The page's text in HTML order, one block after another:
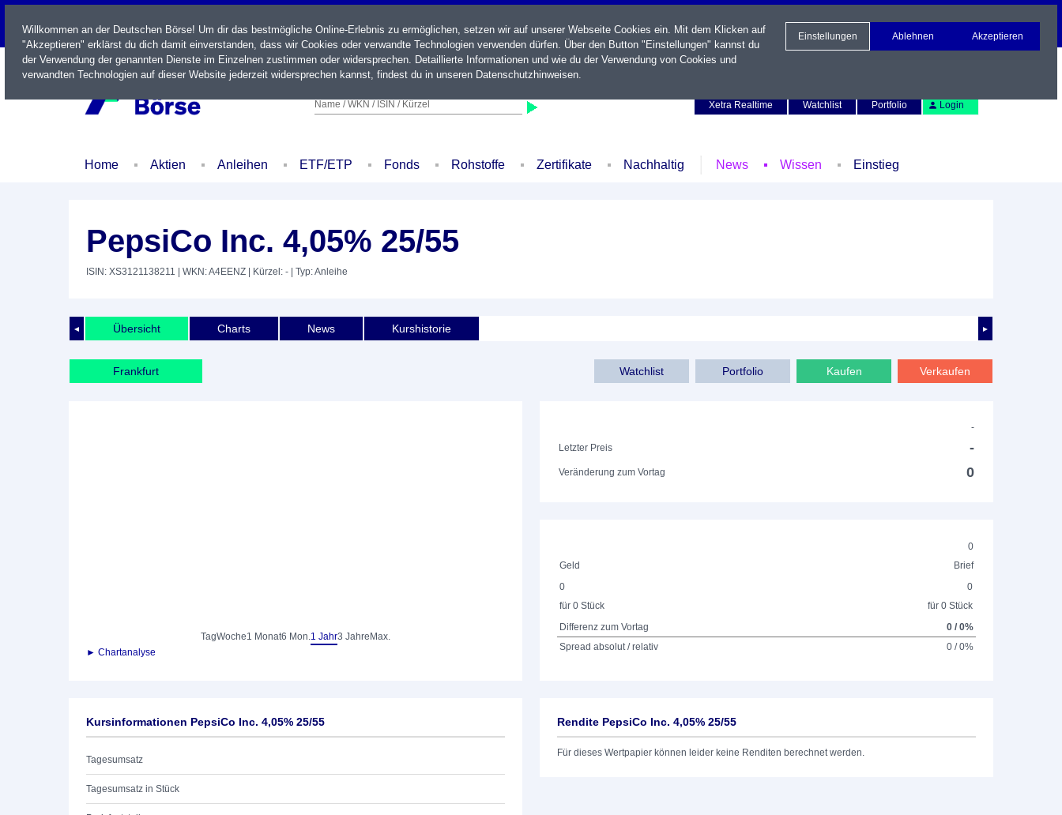
LIVE
Name / WKN / ISIN / Kürzel
Xetra Realtime
Watchlist Portfolio Login
Home Aktien Anleihen ETF/ETP Fonds Rohstoffe Zertifikate Nachhaltig News Wissen Einstieg
PepsiCo Inc. 4,05% 25/55
ISIN: XS3121138211 | WKN: A4EENZ | Kürzel: - | Typ: Anleihe
◄ ►
Übersicht Charts News Kurshistorie
Frankfurt Verkaufen
Kaufen
Portfolio
Watchlist
TagWoche1 Monat6 Mon.1 Jahr3 Jahre Max.
► Chartanalyse
-
Letzter Preis
-
Veränderung zum Vortag 0
0
Geld
Brief
0
für 0 Stück
0
für 0 Stück
Differenz zum Vortag
0 / 0%
Spread absolut / relativ
0 / 0%
Kursinformationen PepsiCo Inc. 4,05% 25/55
Tagesumsatz
Tagesumsatz in Stück
Rendite PepsiCo Inc. 4,05% 25/55
Für dieses Wertpapier können leider keine Renditen berechnet werden.
Willkommen an der Deutschen Börse! Um dir das bestmögliche Online-Erlebnis zu ermöglichen, setzen wir auf unserer Webseite Cookies ein. Mit dem Klicken auf
"Akzeptieren" erklärst du dich damit einverstanden, dass wir Cookies oder verwandte Technologien verwenden dürfen. Über den Button "Einstellungen" kannst du
der Verwendung der genannten Dienste im Einzelnen zustimmen oder widersprechen. Detaillierte Informationen und wie du der Verwendung von Cookies und
verwandten Technologien auf dieser Website jederzeit widersprechen kannst, findest du in unseren Datenschutzhinweisen.
Einstellungen Ablehnen Akzeptieren